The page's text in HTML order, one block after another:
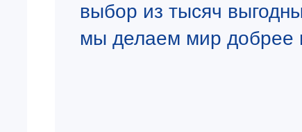
выбор из тысяч
мы делаем мир добрее